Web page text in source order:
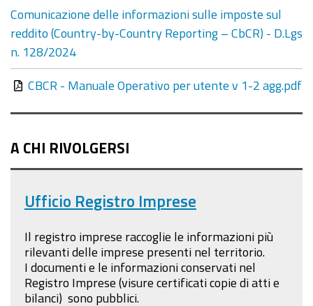
Comunicazione delle informazioni sulle imposte sul
reddito (Country-by-Country Reporting – CbCR) - D.Lgs
n. 128/2024
CBCR - Manuale Operativo per utente v 1-2 agg.pdf
A CHI RIVOLGERSI
Ufficio Registro Imprese
Il registro imprese raccoglie le informazioni più
rilevanti delle imprese presenti nel territorio.
I documenti e le informazioni conservati nel
Registro Imprese (visure certificati copie di atti e
bilanci) sono pubblici